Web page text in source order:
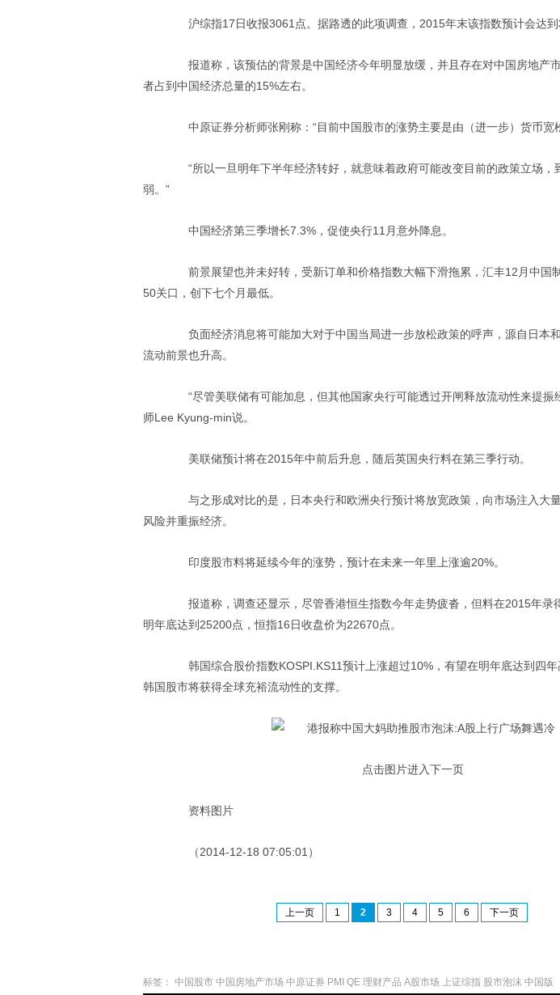
沪综指17日收报3061点。据路透的此项调查，2015年末该指数预计会达到
报道称，该预估的背景是中国经济今年明显放缓，并且存在对中国房地产
者占到中国经济总量的15%左右。
中原证券分析师张刚称：“目前中国股市的涨势主要是由（进一步）货币宽
“所以一旦明年下半年经济转好，就意味着政府可能改变目前的政策立场，
弱。”
中国经济第三季增长7.3%，促使央行11月意外降息。
前景展望也并未好转，受新订单和价格指数大幅下滑拖累，汇丰12月中国
50关口，创下七个月最低。
负面经济消息将可能加大对于中国当局进一步放松政策的呼声，源自日本
流动前景也升高。
“尽管美联储有可能加息，但其他国家央行可能透过开闸释放流动性来提振
师Lee Kyung-min说。
美联储预计将在2015年中前后升息，随后英国央行料在第三季行动。
与之形成对比的是，日本央行和欧洲央行预计将放宽政策，向市场注入大
风险并重振经济。
印度股市料将延续今年的涨势，预计在未来一年里上涨逾20%。
报道称，调查还显示，尽管香港恒生指数今年走势疲沓，但料在2015年录
明年底达到25200点，恒指16日收盘价为22670点。
韩国综合股价指数KOSPI.KS11预计上涨超过10%，有望在明年底达到四年
韩国股市将获得全球充裕流动性的支撑。
点击图片进入下一页
资料图片
（2014-12-18 07:05:01）
上一页 1 2 3 4 5 6 下一页
标签： 中国股市 中国房地产市场 中原证券 PMI QE 理财产品 A股市场 上证综指 股市泡沫 中国版